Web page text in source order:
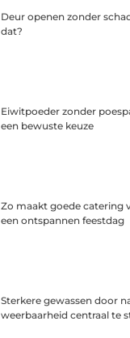
Deur openen zonder
dat?
Eiwitpoeder zonder
een bewuste keuze
Zo maakt goede catering
een ontspannen feestdag
Sterkere gewassen door
weerbaarheid centraal te